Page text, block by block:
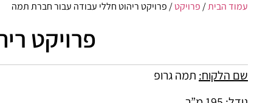
עמוד הבית/ פרויקט/ פרויקט ריהוט חללי עבודה עבור חברת תמה
פרויקט
שם הלקוח: תמה גרופ